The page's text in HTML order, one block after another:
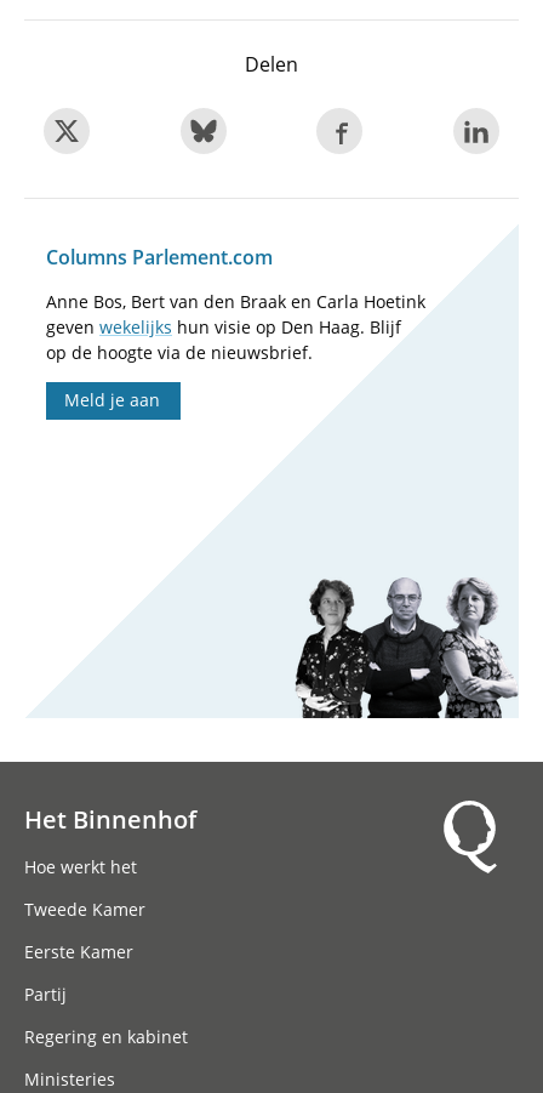
Delen
Columns Parlement.com
Anne Bos, Bert van den Braak en Carla Hoetink
geven wekelijks hun visie op Den Haag. Blijf
op de hoogte via de nieuwsbrief.
Meld je aan
Het Binnenhof
Hoe werkt het
Tweede Kamer
Eerste Kamer
Partij
Regering en kabinet
Ministeries